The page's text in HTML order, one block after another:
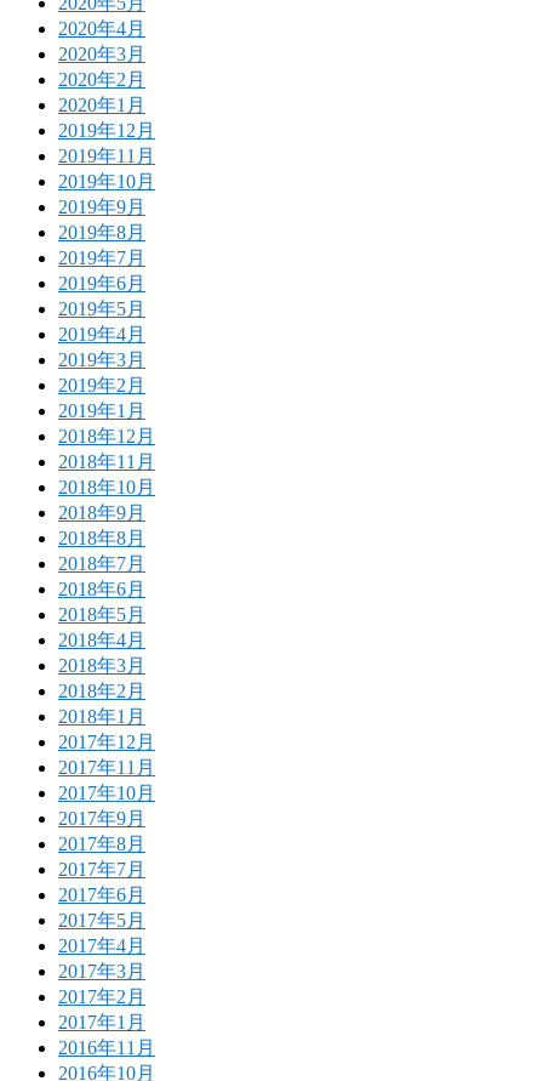
2020年4月
2020年3月
2020年2月
2020年1月
2019年12月
2019年11月
2019年10月
2019年9月
2019年8月
2019年7月
2019年6月
2019年5月
2019年4月
2019年3月
2019年2月
2019年1月
2018年12月
2018年11月
2018年10月
2018年9月
2018年8月
2018年7月
2018年6月
2018年5月
2018年4月
2018年3月
2018年2月
2018年1月
2017年12月
2017年11月
2017年10月
2017年9月
2017年8月
2017年7月
2017年6月
2017年5月
2017年4月
2017年3月
2017年2月
2017年1月
2016年11月
2016年10月